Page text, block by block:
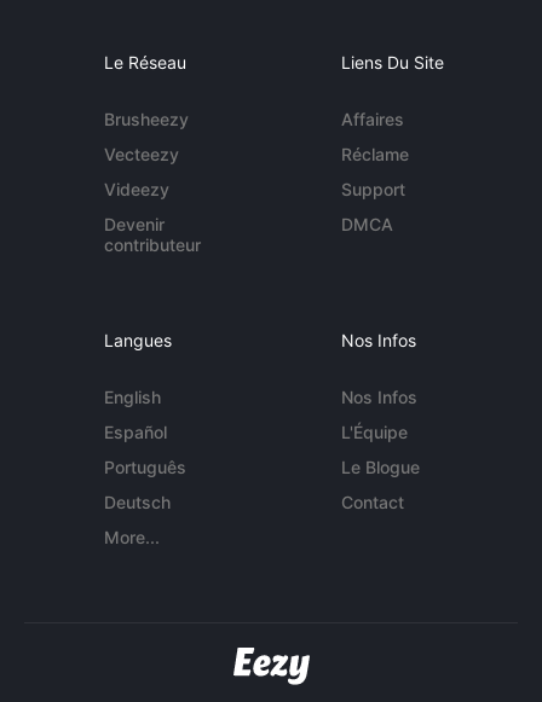
Le Réseau
Brusheezy
Vecteezy
Videezy
Devenir
contributeur
Liens Du Site
Affaires
Réclame
Support
DMCA
Langues
English
Español
Português
Deutsch
More...
Nos Infos
Nos Infos
L'Équipe
Le Blogue
Contact